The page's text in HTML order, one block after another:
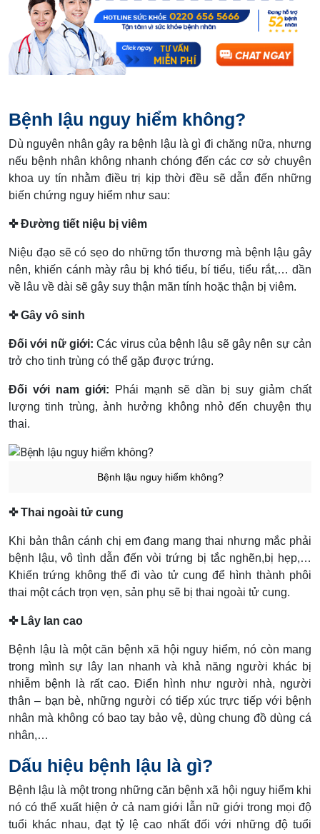
Bệnh lậu nguy hiểm không?
Dù nguyên nhân gây ra bệnh lậu là gì đi chăng nữa, nhưng
nếu bệnh nhân không nhanh chóng đến các cơ sở chuyên
khoa uy tín nhằm điều trị kịp thời đều sẽ dẫn đến những
biến chứng nguy hiểm như sau:
✜ Đường tiết niệu bị viêm
Niệu đạo sẽ có sẹo do những tổn thương mà bệnh lậu gây
nên, khiến cánh mày râu bị khó tiểu, bí tiểu, tiểu rắt,… dần
về lâu về dài sẽ gây suy thận mãn tính hoặc thận bị viêm.
✜ Gây vô sinh
Đối với nữ giới: Các virus của bệnh lậu sẽ gây nên sự cản
trở cho tinh trùng có thể gặp được trứng.
Đối với nam giới: Phái mạnh sẽ dần bị suy giảm chất
lượng tinh trùng, ảnh hưởng không nhỏ đến chuyện thụ
thai.
Bệnh lậu nguy hiểm không?
✜ Thai ngoài tử cung
Khi bản thân cánh chị em đang mang thai nhưng mắc phải
bệnh lậu, vô tình dẫn đến vòi trứng bị tắc nghẽn,bị hẹp,…
Khiến trứng không thể đi vào tử cung để hình thành phôi
thai một cách trọn vẹn, sản phụ sẽ bị thai ngoài tử cung.
✜ Lây lan cao
Bệnh lậu là một căn bệnh xã hội nguy hiểm, nó còn mang
trong mình sự lây lan nhanh và khả năng người khác bị
nhiễm bệnh là rất cao. Điển hình như người nhà, người
thân – bạn bè, những người có tiếp xúc trực tiếp với bệnh
nhân mà không có bao tay bảo vệ, dùng chung đồ dùng cá
nhân,…
Dấu hiệu bệnh lậu là gì?
Bệnh lậu là một trong những căn bệnh xã hội nguy hiểm khi
nó có thể xuất hiện ở cả nam giới lẫn nữ giới trong mọi độ
tuổi khác nhau, đạt tỷ lệ cao nhất đối với những độ tuổi